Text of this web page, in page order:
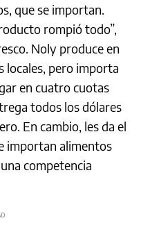
que se importan.
rompió todo”,
Noly produce en
locales, pero importa
en cuatro cuotas
todos los dólares
En cambio, les da el
importan alimentos
competencia